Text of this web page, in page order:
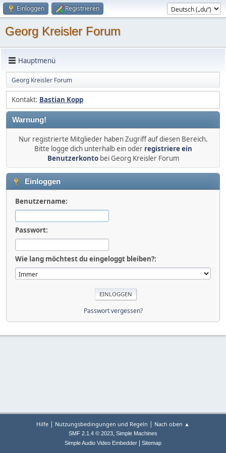
Einloggen Registrieren
Georg Kreisler Forum
Hauptmenü
Georg Kreisler Forum
Kontakt: Bastian Kopp
Warnung!
Nur registrierte Mitglieder haben Zugriff auf diesen Bereich.
Bitte logge dich unterhalb ein oder registriere ein
Benutzerkontobei Georg Kreisler Forum
Einloggen
Benutzername:
Passwort:
Wie lang möchtest du eingeloggt bleiben?:
Passwort vergessen?
Hilfe | Nutzungsbedingungen und Regeln | Nach oben ▲
SMF 2.1.4 © 2023, Simple Machines
Simple Audio Video Embedder
Sitemap